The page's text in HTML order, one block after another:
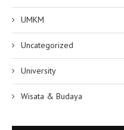
UMKM
Uncategorized
University
Wisata & Budaya